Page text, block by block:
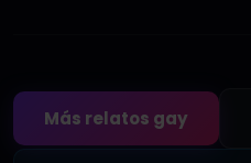
Más relatos gay